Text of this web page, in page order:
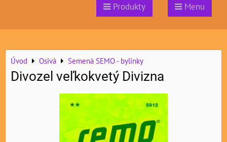
Produkty Menu
Úvod Osivá Semená SEMO - bylinky
Divozel veľkokvetý Divizna